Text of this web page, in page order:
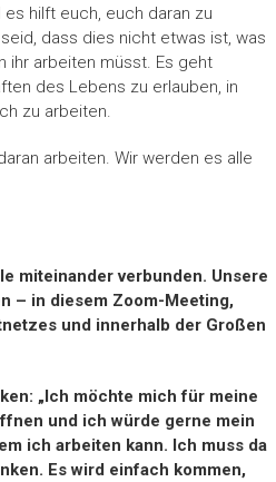
hilft euch, euch daran zu
dass dies nicht etwas ist, was
ihr arbeiten müsst. Es geht
des Lebens zu erlauben, in
zu arbeiten.
arbeiten. Wir werden es alle
miteinander verbunden. Unsere
– in diesem Zoom-Meeting,
und innerhalb der Großen
„Ich möchte mich für meine
und ich würde gerne mein
ich arbeiten kann. Ich muss da
Es wird einfach kommen,